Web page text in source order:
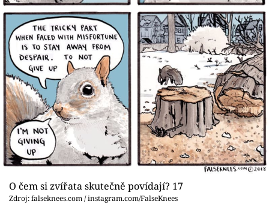
O čem si zvířata skutečně povídají? 17
Zdroj: falseknees.com / instagram.com/FalseKnees